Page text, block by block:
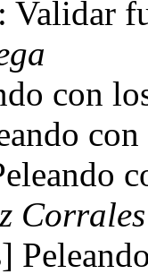
Validar
con
Corrales